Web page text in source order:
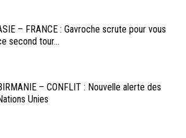
– FRANCE : Gavroche scrute pour vous
second tour...
– CONFLIT : Nouvelle alerte des
Unies